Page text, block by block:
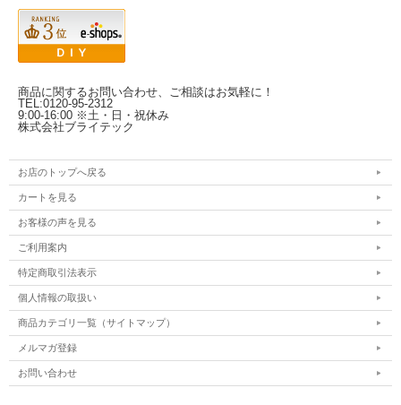
商品に関するお問い合わせ、ご相談はお気軽に！
TEL:0120-95-2312
9:00-16:00 ※土・日・祝休み
株式会社ブライテック
お店のトップへ戻る
カートを見る
お客様の声を見る
ご利用案内
特定商取引法表示
個人情報の取扱い
商品カテゴリ一覧（サイトマップ）
メルマガ登録
お問い合わせ